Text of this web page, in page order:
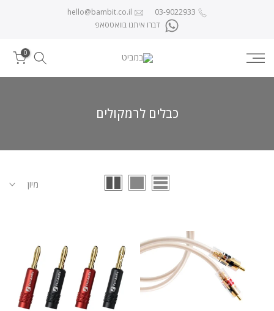
03-9022933
hello@bambit.co.il
דברו איתנו בוואטסאפ
0
כבלים לרמקולים
מיון